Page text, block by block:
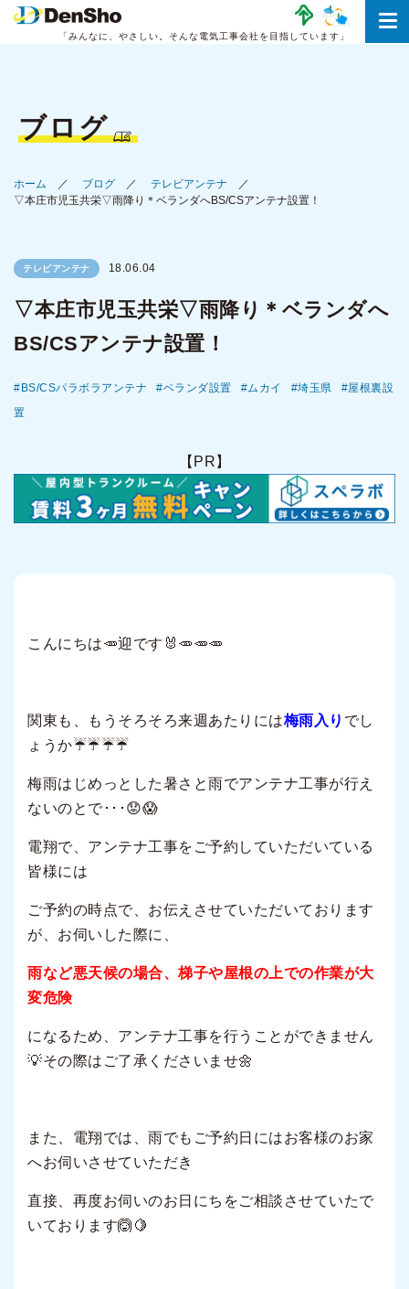
「みんなに、やさしい。 そんな電気工事会社を目指しています」
ブログ
ホーム ブログ
テレビアンテナ
▽本庄市児玉共栄▽雨降り＊ベランダへBS/CSアンテナ設置！
テレビアンテナ 18.06.04
▽本庄市児玉共栄▽雨降り＊ベランダへ
BS/CSアンテナ設置！
BS/CSパラボラアンテナ ベランダ設置 ムカイ 埼玉県
屋根裏設
置
【PR】
こんにちは🥕迎です🐰🥕🥕🥕
関東も、もうそろそろ来週あたりには梅雨入り でし
ょうか☔☔☔☔
梅雨はじめっとした暑さと雨でアンテナ工事が行え
ないのとで･･･😟😱
電翔で、アンテナ工事をご予約していただいている
皆様には
ご予約の時点で、お伝えさせていただいております
が、お伺いした際に、
雨など悪天候の場合、梯子や屋根の上での作業が大
変危険
になるため、アンテナ工事を行うことができません
💡その際はご了承くださいませ🌼
また、電翔では、雨でもご予約日にはお客様のお家
へお伺いさせていただき
直接、再度お伺いのお日にちをご相談させていたで
いております🙆🍋